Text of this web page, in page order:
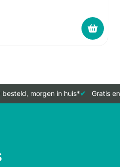
morgen in huis* Gratis